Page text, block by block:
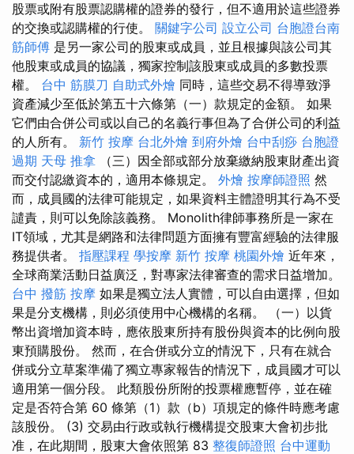
股票或附有股票認購權的證券的發行，但不適用於這些證券
的交換或認購權的行使。 關鍵字公司 設立公司 台胞證台南
筋師傅 是另一家公司的股東或成員，並且根據與該公司其
他股東或成員的協議，獨家控制該股東或成員的多數投票
權。 台中 筋膜刀 自助式外燴 同時，這些交易不得導致淨
資產減少至低於第五十六條第（一）款規定的金額。 如果
它們由合併公司或以自己的名義行事但為了合併公司的利益
的人所有。 新竹 按摩 台北外燴 到府外燴 台中刮痧 台胞證
過期 天母 推拿 （三）因全部或部分放棄繳納股東財產出資
而交付認繳資本的，適用本條規定。 外燴 按摩師證照 然
而，成員國的法律可能規定，如果資料主體證明其行為不受
譴責，則可以免除該義務。 Monolith律師事務所是一家在
IT領域，尤其是網路和法律問題方面擁有豐富經驗的法律服
務提供者。 指壓課程 學按摩 新竹 按摩 桃園外燴 近年來，
全球商業活動日益廣泛，對專家法律審查的需求日益增加。
台中 撥筋 按摩 如果是獨立法人實體，可以自由選擇，但如
果是分支機構，則必須使用中心機構的名稱。 （一）以貨
幣出資增加資本時，應依股東所持有股份與資本的比例向股
東預購股份。 然而，在合併或分立的情況下，只有在就合
併或分立草案準備了獨立專家報告的情況下，成員國才可以
適用第一個分段。 此類股份所附的投票權應暫停，並在確
定是否符合第 60 條第（1）款（b）項規定的條件時應考慮
該股份。 (3) 交易由行政或執行機構提交股東大會初步批
准，在此期間，股東大會依照第 83 整復師證照 台中運動